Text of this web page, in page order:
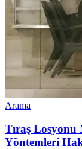
Arama
Tıraş Losyonu
Yöntemleri